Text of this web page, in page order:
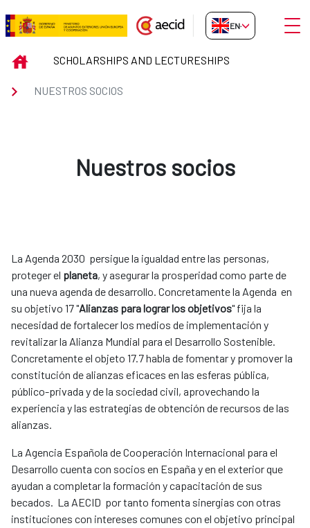
Skip to Main Content
Nuestros socios
EN-GB
INICIOSCHOLARSHIPS AND LECTURESHIPS
NUESTROS SOCIOS
Nuestros socios
La Agenda 2030 persigue la igualdad entre las personas,
proteger el planeta, y asegurar la prosperidad como parte de
una nueva agenda de desarrollo. Concretamente la Agenda en
su objetivo 17 "Alianzas para lograr los objetivos" fija la
necesidad de fortalecer los medios de implementación y
revitalizar la Alianza Mundial para el Desarrollo Sostenible.
Concretamente el objeto 17.7 habla de fomentar y promover la
constitución de alianzas eficaces en las esferas pública,
público-privada y de la sociedad civil, aprovechando la
experiencia y las estrategias de obtención de recursos de las
alianzas.
La Agencia Española de Cooperación Internacional para el
Desarrollo cuenta con socios en España y en el exterior que
ayudan a completar la formación y capacitación de sus
becados. La AECID por tanto fomenta sinergias con otras
instituciones con intereses comunes con el objetivo principal